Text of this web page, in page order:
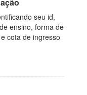
seu id,
ensino, forma de
cota de ingresso